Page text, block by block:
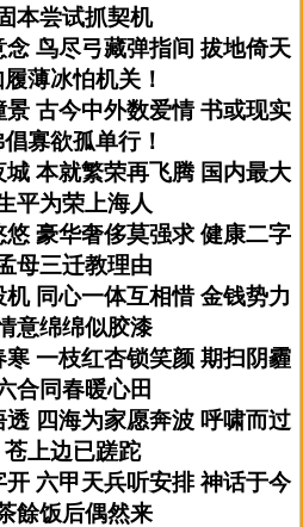
本尝试抓契机
鸟尽弓藏弹指间 拔地倚天
薄冰怕机关！
古今中外数爱情 书或现实
寡欲孤单行！
本就繁荣再飞腾 国内最大
平为荣上海人
豪华奢侈莫强求 健康二字
母三迁教理由
同心一体互相惜 金钱势力
意绵绵似胶漆
一枝红杏锁笑颜 期扫阴霾
合同春暖心田
四海为家愿奔波 呼啸而过
上边已蹉跎
六甲天兵听安排 神话于今
餘饭后偶然来